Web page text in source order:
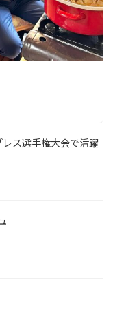
ス選手権大会で活躍